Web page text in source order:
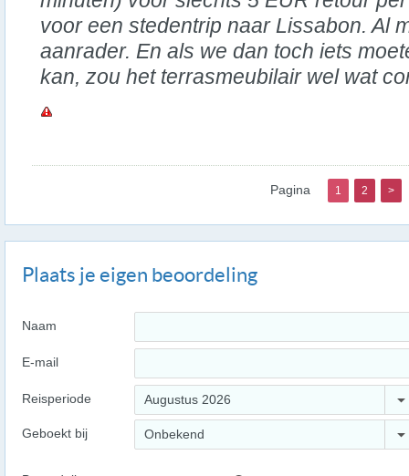
voor een stedentrip naar Lissabon. Al
aanrader. En als we dan toch iets
kan, zou het terrasmeubilair wel wat
Pagina 1 2 >
Plaats je eigen beoordeling
Naam
E-mail
Reisperiode Augustus 2026
Geboekt bij Onbekend